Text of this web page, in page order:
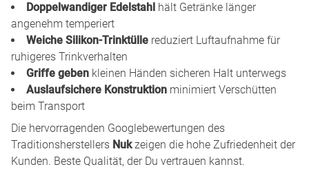
Doppelwandiger Edelstahl hält Getränke länger
angenehm temperiert
Weiche Silikon-Trinktülle reduziert Luftaufnahme für
ruhigeres Trinkverhalten
Griffe geben kleinen Händen sicheren Halt unterwegs
Auslaufsichere Konstruktion minimiert Verschütten
beim Transport
Die hervorragenden Googlebewertungen des
Traditionsherstellers Nukzeigen die hohe Zufriedenheit der
Kunden. Beste Qualität, der Du vertrauen kannst.